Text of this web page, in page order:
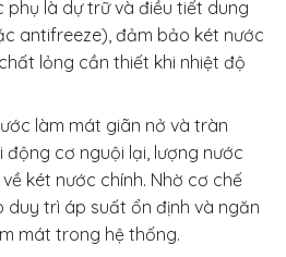
phụ là dự trữ và điều tiết dung
antifreeze), đảm bảo két nước
lỏng cần thiết khi nhiệt độ
làm mát giãn nở và tràn
động cơ nguội lại, lượng nước
két nước chính. Nhờ cơ chế
duy trì áp suất ổn định và ngăn
mát trong hệ thống.